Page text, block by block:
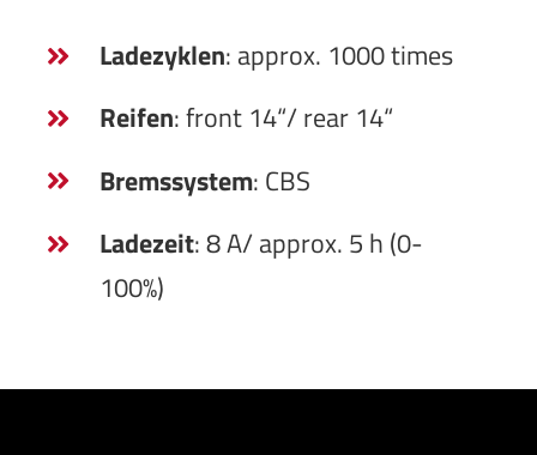
Ladezyklen: approx. 1000 times
Reifen: front 14“/ rear 14“
Bremssystem: CBS
Ladezeit: 8 A/ approx. 5 h (0-
100%)